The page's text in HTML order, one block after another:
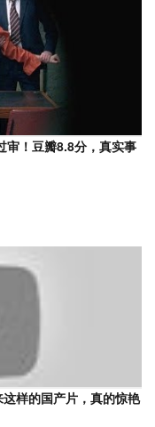
审！豆瓣8.8分，真实事
样的国产片，真的惊艳